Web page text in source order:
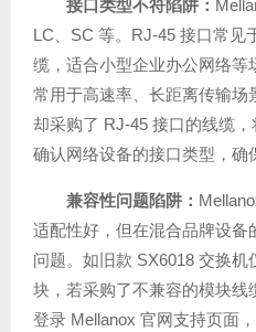
接口类型不符陷阱 ：
LC、SC 等。RJ-45 接口常见
缆，适合小型企业办公网络等
常用于高速率、长距离传输场
却采购了 RJ-45 接口的线缆
确认网络设备的接口类型，确
兼容性问题陷阱 ：
适配性好，但在混合品牌设备
问题。如旧款 SX6018 交换机
块，若采购了不兼容的模块线
登录 Mellanox 官网支持页面